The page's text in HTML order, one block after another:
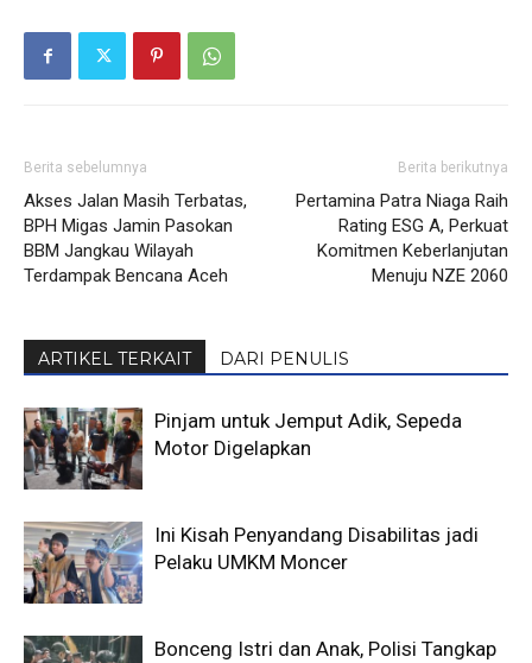
Berita sebelumnya
Akses Jalan Masih Terbatas,
BPH Migas Jamin Pasokan
BBM Jangkau Wilayah
Terdampak Bencana Aceh
Berita berikutnya
Pertamina Patra Niaga Raih
Rating ESG A, Perkuat
Komitmen Keberlanjutan
Menuju NZE 2060
ARTIKEL TERKAIT DARI PENULIS
Pinjam untuk Jemput Adik, Sepeda
Motor Digelapkan
Ini Kisah Penyandang Disabilitas jadi
Pelaku UMKM Moncer
Bonceng Istri dan Anak, Polisi Tangkap